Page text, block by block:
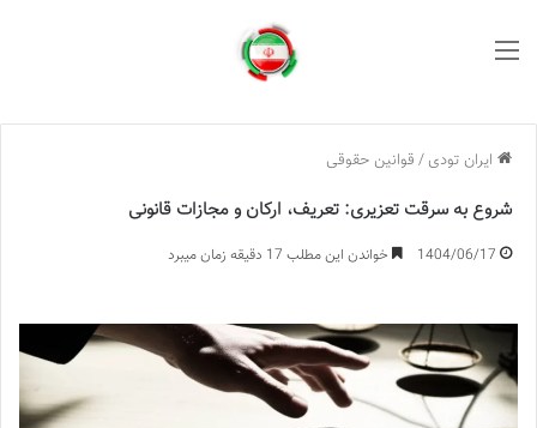
ایران تودی / قوانین حقوقی
شروع به سرقت تعزیری: تعریف، ارکان و مجازات قانونی
1404/06/17 خواندن این مطلب 17 دقیقه زمان میبرد